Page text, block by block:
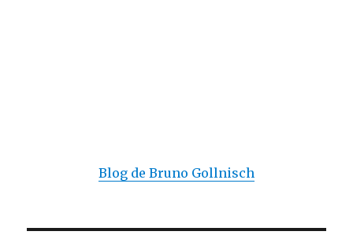
Blog de Bruno Gollnisch